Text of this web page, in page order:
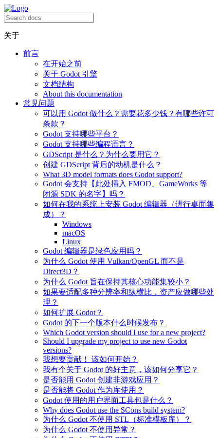
关于
前言
在开始之前
关于 Godot 引擎
文档结构
About this documentation
常见问题
可以用 Godot 做什么？需要花多少钱？有哪些许可
条款？
Godot 支持哪些平台？
Godot 支持哪些编程语言？
GDScript 是什么？为什么要用它？
创建 GDScript 背后的动机是什么？
What 3D model formats does Godot support?
Godot 会支持【此处插入 FMOD、GameWorks 等
闭源 SDK 的名字】吗？
如何在我的系统上安装 Godot 编辑器（进行桌面集
成）？
Windows
macOS
Linux
Godot 编辑器是绿色应用吗？
为什么 Godot 使用 Vulkan/OpenGL 而不是
Direct3D？
为什么 Godot 旨在保持其核心功能集较小？
如果要适配多种分辨率和纵横比，资产应做哪些处
理？
如何扩展 Godot？
Godot 的下一个版本什么时候发布？
Which Godot version should I use for a new project?
Should I upgrade my project to use new Godot
versions?
我想要贡献！ 该如何开始？
我有个关于 Godot 的好主意，该如何分享它？
是否能用 Godot 创建非游戏应用？
是否能将 Godot 作为库使用？
Godot 使用的用户界面工具包是什么？
Why does Godot use the SCons build system?
为什么 Godot 不使用 STL（标准模板库）？
为什么 Godot 不使用异常？